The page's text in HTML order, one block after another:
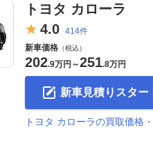
トヨタ カローラ
4.0 414件
新車価格 （税込）
202.9万円 ～251.8万円
新車見積りスター
トヨタ カローラの買取価格